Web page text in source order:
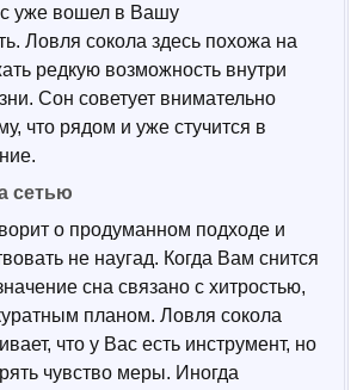
уже вошел в Вашу
Ловля сокола здесь похожа на
редкую возможность внутри
Сон советует внимательно
что рядом и уже стучится в
сетью
о продуманном подходе и
не наугад. Когда Вам снится
сна связано с хитростью,
планом. Ловля сокола
что у Вас есть инструмент, но
чувство меры. Иногда